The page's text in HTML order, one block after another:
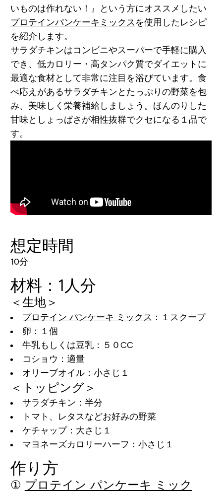
いものは作れない！』という方にオススメしたい
プロテインパンケーキミックス を使用したレシピ
を紹介します。
サラダチキンはコンビニやスーパーで手軽に購入
でき、低カロリー・高タンパク質でダイエットに
最適な食材として非常に注目を浴びています。食
べ応えがあるサラダチキンとたっぷりの野菜を包
み、美味しく栄養補給しましょう。ほんのりした
甘味としょっぱさが相性抜群でクセになる１品で
す。
想定時間
10分
材料：1人分
＜生地＞
プロテイン パンケーキ ミックス ：１スクープ
卵：１個
牛乳もしくは豆乳：５０CC
コショウ：適量
オリーブオイル：小さじ１
＜トッピング＞
サラダチキン：半分
トマト、レタスなどお好みの野菜
ケチャップ：大さじ１
マヨネーズカロリーハーフ：小さじ１
作り方
① プロテイン パンケーキ ミック